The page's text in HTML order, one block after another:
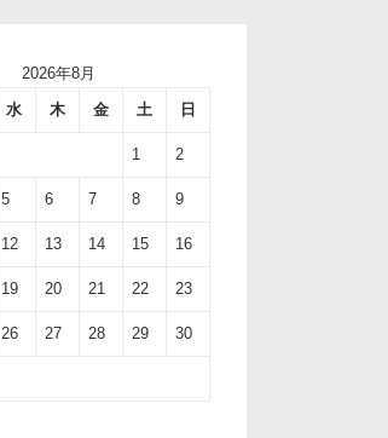
2026年8月
水 木 金 土 日
1 2
5 6 7 8 9
12 13 14 15 16
19 20 21 22 23
26 27 28 29 30